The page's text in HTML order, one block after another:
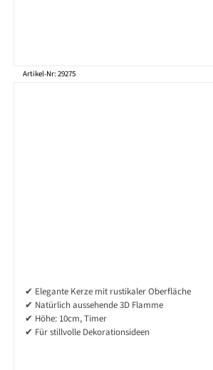
Artikel-Nr: 29275
✔ Elegante Kerze mit rustikaler Oberfläche
✔ Natürlich aussehende 3D Flamme
✔ Höhe: 10cm, Timer
✔ Für stillvolle Dekorationsideen